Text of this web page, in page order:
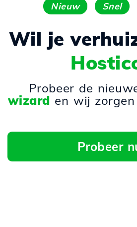
Nieuw Snel
Wil je
Probeer de
wizard en wij
Probeer